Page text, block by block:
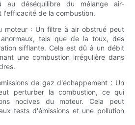
au déséquilibre du mélange air-
l'efficacité de la combustion.
moteur : Un filtre à air obstrué peut
tels que de la toux, des
sifflante. Cela est dû à un débit
une combustion irrégulière dans
de gaz d'échappement : Un
perturber la combustion, ce qui
nocives du moteur. Cela peut
tests d'émissions et une pollution